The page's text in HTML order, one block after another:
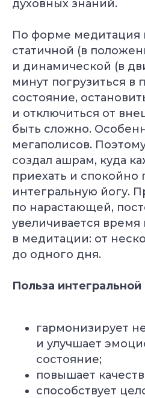
духовных знаний.
По форме медитация
статичной (в
и динамической (в
минут погрузиться в
состояние,
и отключиться от
быть сложно.
мегаполисов.
создал ашрам, куда
приехать и спокойно
интегральную йогу.
по нарастающей,
увеличивается
в медитации: от
до одного дня.
Польза интегральной
гармонизирует
и улучшает
состояние;
повышает
способствует
Бесплатно + бонус до 40
Подберём курс
под вашу
Специальное предложение